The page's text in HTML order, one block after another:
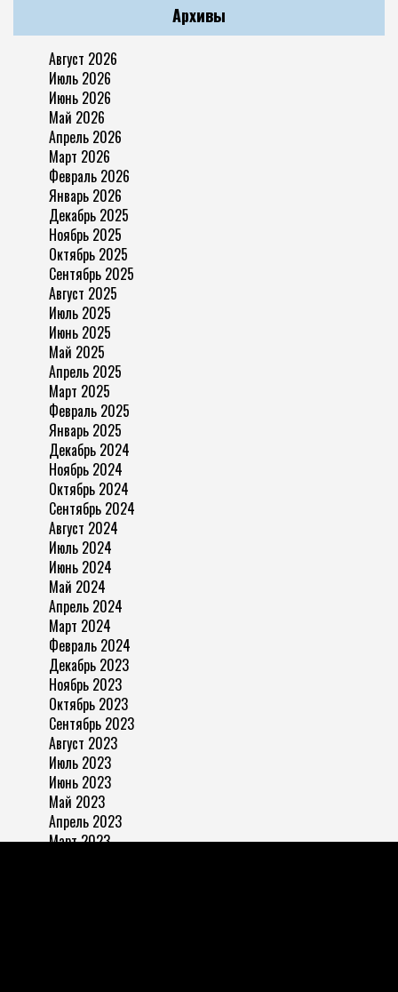
Архивы
Август 2026
Июль 2026
Июнь 2026
Май 2026
Апрель 2026
Март 2026
Февраль 2026
Январь 2026
Декабрь 2025
Ноябрь 2025
Октябрь 2025
Сентябрь 2025
Август 2025
Июль 2025
Июнь 2025
Май 2025
Апрель 2025
Март 2025
Февраль 2025
Январь 2025
Декабрь 2024
Ноябрь 2024
Октябрь 2024
Сентябрь 2024
Август 2024
Июль 2024
Июнь 2024
Май 2024
Апрель 2024
Март 2024
Февраль 2024
Декабрь 2023
Ноябрь 2023
Октябрь 2023
Сентябрь 2023
Август 2023
Июль 2023
Июнь 2023
Май 2023
Апрель 2023
Март 2023